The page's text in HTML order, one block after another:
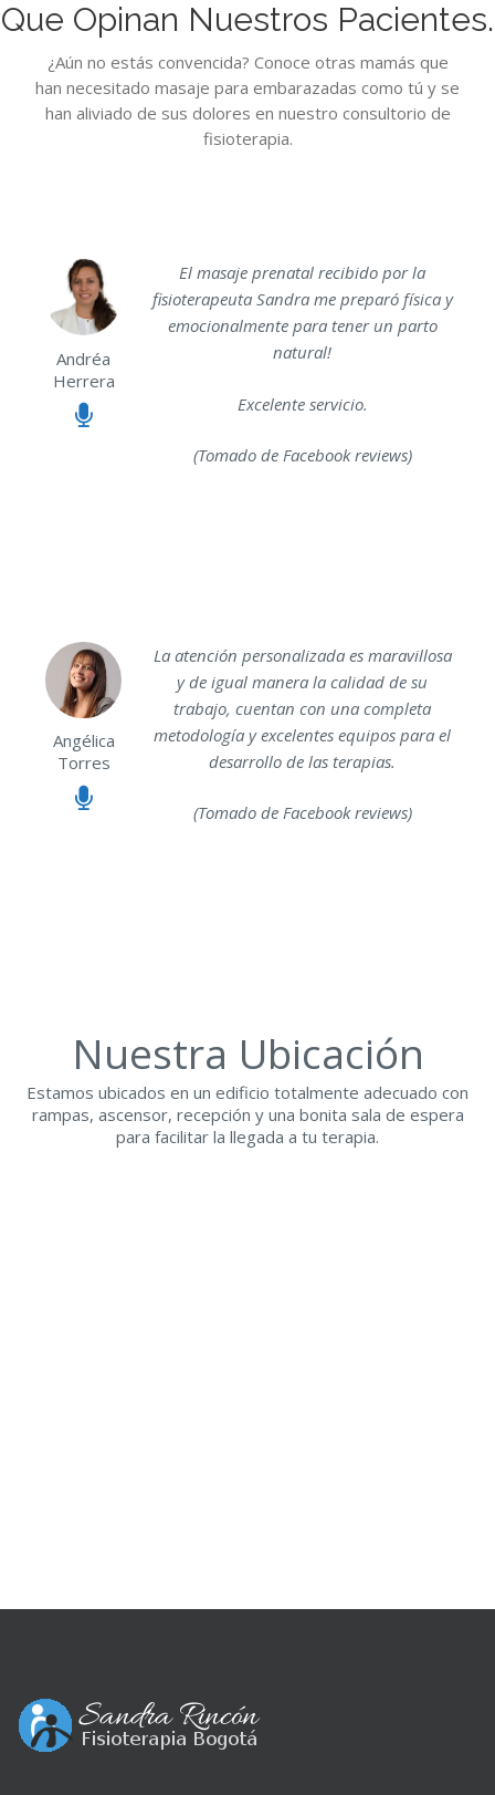
Que Opinan Nuestros Pacientes.
¿Aún no estás convencida? Conoce otras mamás que
han necesitado masaje para embarazadas como tú y se
han aliviado de sus dolores en nuestro consultorio de
fisioterapia.
Andréa
Herrera
El masaje prenatal recibido por la
fisioterapeuta Sandra me preparó física y
emocionalmente para tener un parto
natural!
Excelente servicio.
(Tomado de Facebook reviews)
Angélica
Torres
La atención personalizada es maravillosa
y de igual manera la calidad de su
trabajo, cuentan con una completa
metodología y excelentes equipos para el
desarrollo de las terapias.
(Tomado de Facebook reviews)
Nuestra Ubicación
Estamos ubicados en un edificio totalmente adecuado con
rampas, ascensor, recepción y una bonita sala de espera
para facilitar la llegada a tu terapia.